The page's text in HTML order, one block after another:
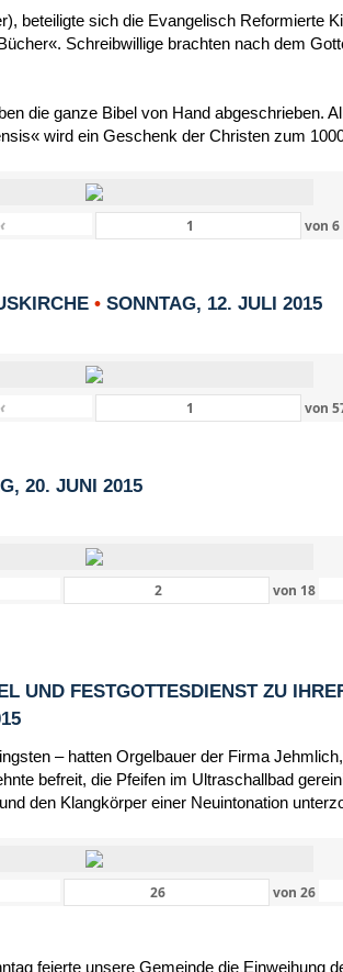
beteiligte sich die Evangelisch Reformierte
Schreibwillige brachten nach dem
die ganze Bibel von Hand abgeschrieben.
wird ein Geschenk der Christen zum
‹ von 6
• SONNTAG, 12. JULI 2015
‹ von
20. JUNI 2015
von 18
UND FESTGOTTESDIENST ZU
– hatten Orgelbauer der Firma
befreit, die Pfeifen im Ultraschallbad
den Klangkörper einer Neuintonation
von 26
feierte unsere Gemeinde die Einweihung